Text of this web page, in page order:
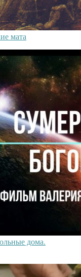
мата
дома.